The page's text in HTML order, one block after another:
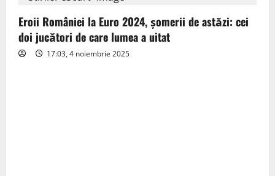
Eroii României la Euro 2024, șomerii de astăzi: cei
doi jucători de care lumea a uitat
17:03, 4 noiembrie 2025